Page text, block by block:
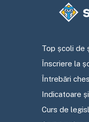
Top școli de
Înscriere la
Întrebări
Indicatoare
Curs de